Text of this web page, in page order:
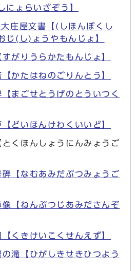
にょらいざぞう】
庄屋文書【(しほんぼくし
じ(し)ょうやもんじょ】
がりうらかたもんじょ】
かたはねのごりんとう】
まごせとうげのとういつく
どいほんけわくいいど】
くほんしょうにんみょうご
【なむあみだぶつみょうご
【ねんぶつじあみださんぞ
くきけいこくせんえず】
滝【ひがしきせきひつよう